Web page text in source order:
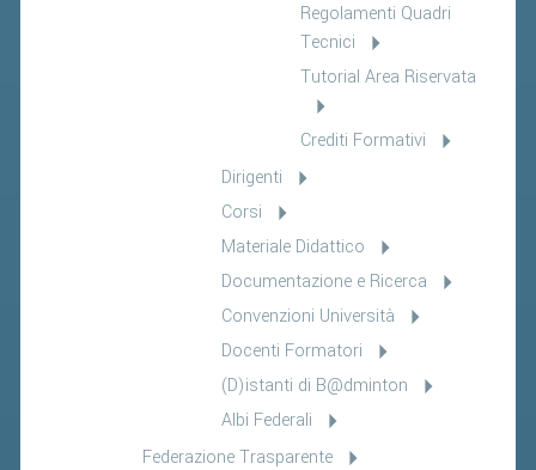
Regolamenti Quadri
Tecnici
Tutorial Area Riservata
Crediti Formativi
Dirigenti
Corsi
Materiale Didattico
Documentazione e Ricerca
Convenzioni Università
Docenti Formatori
(D)istanti di B@dminton
Albi Federali
Federazione Trasparente